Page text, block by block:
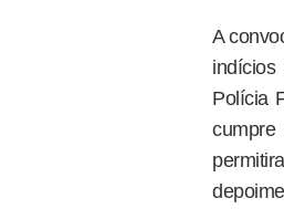
A
Polícia